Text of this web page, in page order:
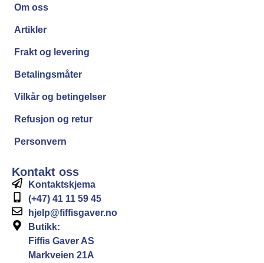
Om oss
Artikler
Frakt og levering
Betalingsmåter
Vilkår og betingelser
Refusjon og retur
Personvern
Kontakt oss
Kontaktskjema
(+47) 41 11 59 45
hjelp@fiffisgaver.no
Butikk:
Fiffis Gaver AS
Markveien 21A